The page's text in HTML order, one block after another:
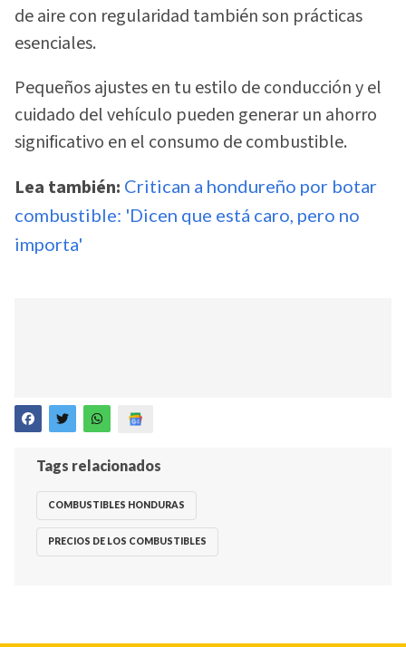
de aire con regularidad también son prácticas
esenciales.
Pequeños ajustes en tu estilo de conducción y el
cuidado del vehículo pueden generar un ahorro
significativo en el consumo de combustible.
Lea también: Critican a hondureño por botar
combustible: 'Dicen que está caro, pero no
importa'
Tags relacionados
COMBUSTIBLES HONDURAS
PRECIOS DE LOS COMBUSTIBLES